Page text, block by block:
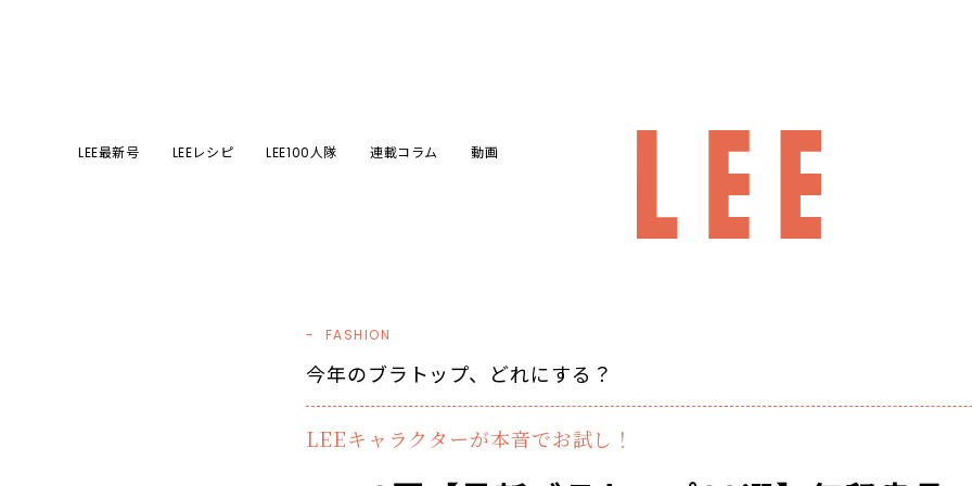
LEE最新号 LEEレシピ LEE100人隊 連載コラム 動画
FASHION
今年のブラトップ、どれにする？
LEEキャラクターが本音でお試し！